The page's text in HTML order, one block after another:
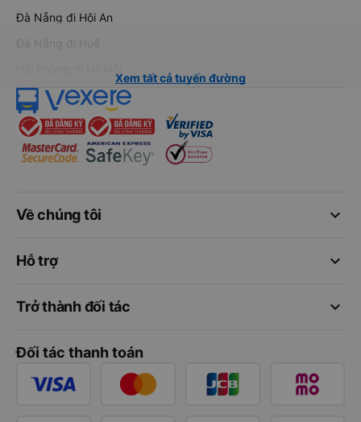
Đà Nẵng đi Hội An
Đà Nẵng đi Huế
Xem tất cả tuyến đường
keyboard_arrow_down
Về chúng tôi
keyboard_arrow_down
Hỗ trợ
keyboard_arrow_down
Trở thành đối tác
Đối tác thanh toán